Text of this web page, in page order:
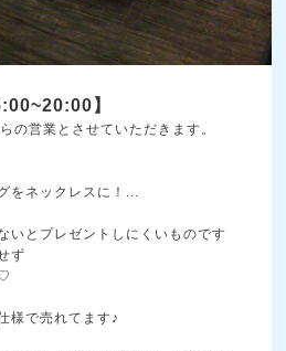
】
の営業とさせていただきます。
をネックレスに！ ...
いとプレゼントしにくいものです
ず
様で売れてます♪